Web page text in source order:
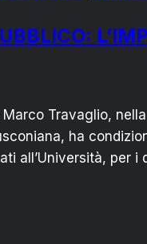
Marco Travaglio,
ha
all’Università,